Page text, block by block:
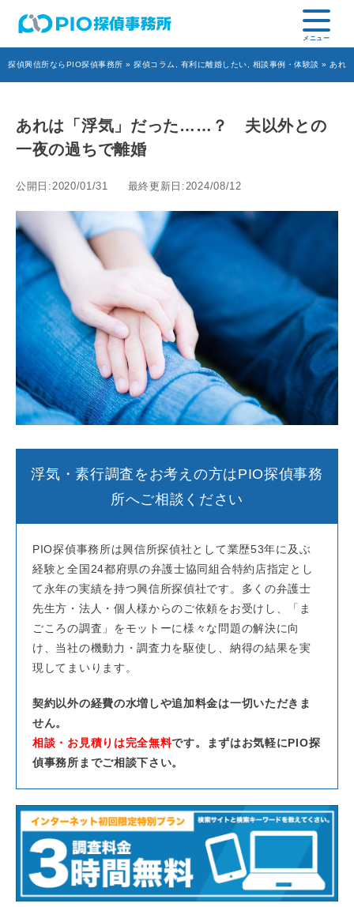
探偵興信所ならPIO探偵事務所 » 探偵コラム 有利に離婚したい 相談事例・体験談 » あれ
あれは「浮気」だった……？ 夫以外との
一夜の過ちで離婚
公開日:2020/01/31 最終更新日:2024/08/12
浮気・素行調査をお考えの方はPIO探偵事務
所へご相談ください
PIO探偵事務所は興信所探偵社として業歴53年に及ぶ
経験と全国24都府県の弁護士協同組合特約店指定とし
て永年の実績を持つ興信所探偵社です。多くの弁護士
先生方・法人・個人様からのご依頼をお受けし、「ま
ごころの調査」をモットーに様々な問題の解決に向
け、当社の機動力・調査力を駆使し、納得の結果を実
現してまいります。
契約以外の経費の水増しや追加料金は一切いただきま
せん。
相談・お見積りは完全無料です。まずはお気軽にPIO探
偵事務所までご相談下さい。